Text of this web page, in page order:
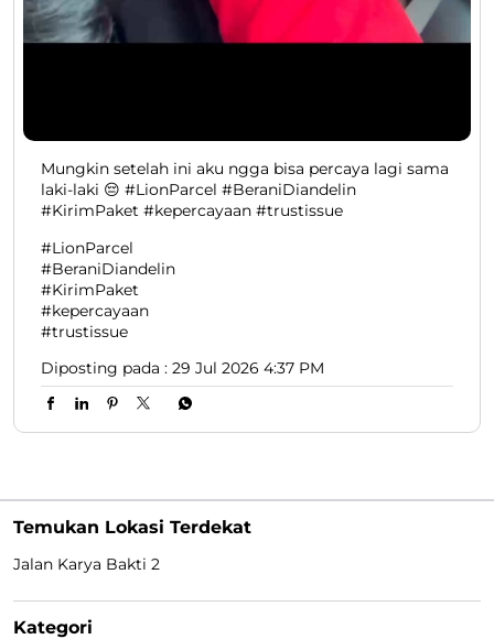
Mungkin setelah ini aku ngga bisa percaya lagi sama
laki-laki 😔 #LionParcel #BeraniDiandelin
#KirimPaket #kepercayaan #trustissue
#LionParcel
#BeraniDiandelin
#KirimPaket
#kepercayaan
#trustissue
Diposting pada : 29 Jul 2026 4:37 PM
Temukan Lokasi Terdekat
Jalan Karya Bakti 2
Kategori